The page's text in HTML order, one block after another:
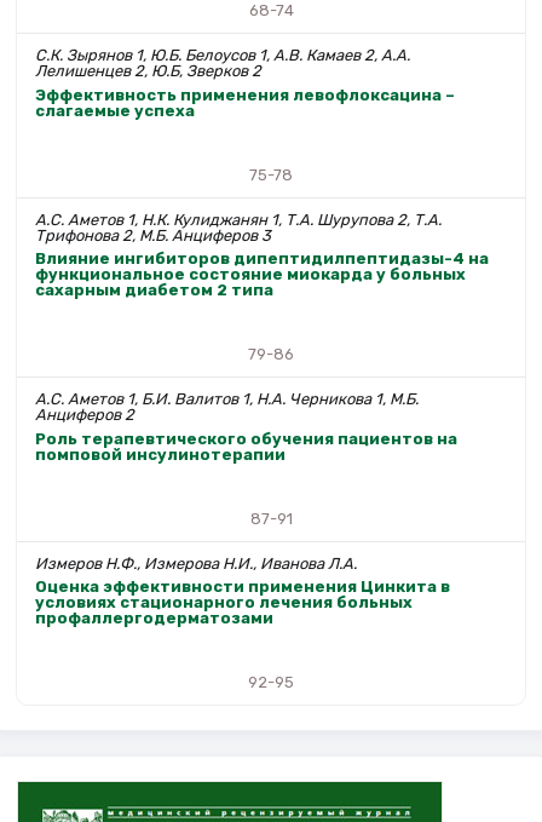
68-74
С.К. Зырянов 1, Ю.Б. Белоусов 1, А.В. Камаев 2, А.А.
Лелишенцев 2, Ю.Б, Зверков 2
Эффективность применения левофлоксацина –
слагаемые успеха
75-78
А.С. Аметов 1, Н.К. Кулиджанян 1, Т.А. Шурупова 2, Т.А.
Трифонова 2, М.Б. Анциферов 3
Влияние ингибиторов дипептидилпептидазы-4 на
функциональное состояние миокарда у больных
сахарным диабетом 2 типа
79-86
А.С. Аметов 1, Б.И. Валитов 1, Н.А. Черникова 1, М.Б.
Анциферов 2
Роль терапевтического обучения пациентов на
помповой инсулинотерапии
87-91
Измеров Н.Ф., Измерова Н.И., Иванова Л.А.
Оценка эффективности применения Цинкита в
условиях стационарного лечения больных
профаллергодерматозами
92-95